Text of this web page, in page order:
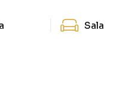
Sala